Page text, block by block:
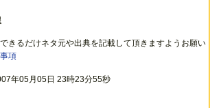
きるだけネタ元や出典を記載して頂きますようお願い
項
年05月05日 23時23分55秒